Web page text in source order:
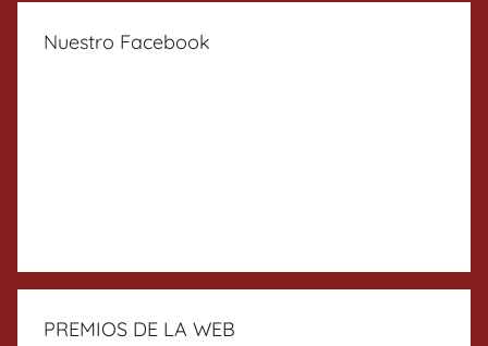
Nuestro Facebook
PREMIOS DE LA WEB